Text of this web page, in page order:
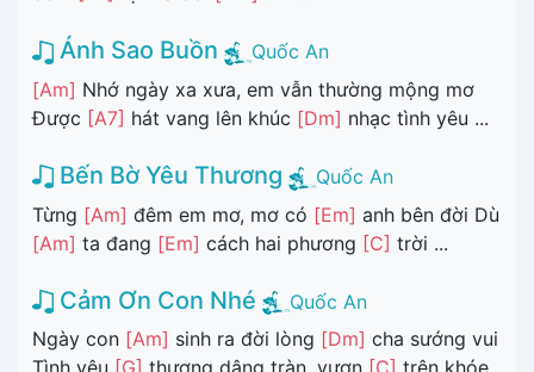
Ánh Sao Buồn
Quốc An
[Am] Nhớ ngày xa xưa, em vẫn thường mộng mơ
Được [A7] hát vang lên khúc [Dm] nhạc tình yêu ...
Bến Bờ Yêu Thương
Quốc An
Từng [Am] đêm em mơ, mơ có [Em] anh bên đời Dù
[Am] ta đang [Em] cách hai phương [C] trời ...
Cảm Ơn Con Nhé
Quốc An
Ngày con [Am] sinh ra đời lòng [Dm] cha sướng vui